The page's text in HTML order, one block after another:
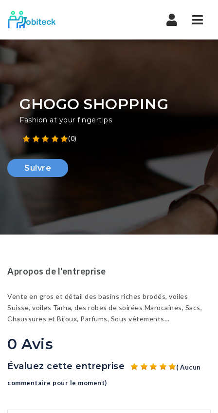
GHOGO SHOPPING
Fashion at your fingertips
(0)
Suivre
Apropos de l'entreprise
Vente en gros et détail des basins riches brodés, voiles
Suisse, voiles Tarha, des robes de soirées Marocaines, Sacs,
Chaussures et Bijoux, Parfums, Sous vêtements…
0 Avis
Évaluez cette entreprise
( Aucun
commentaire pour le moment)